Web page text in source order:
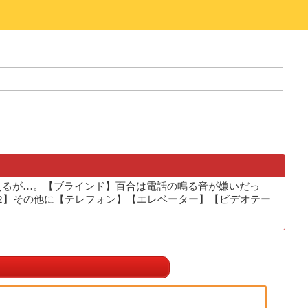
が…。【ブラインド】百合は電話の鳴る音が嫌いだっ
その他に【テレフォン】【エレベーター】【ビデオテー